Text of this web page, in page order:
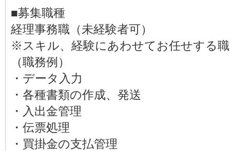
■募集職種
経理事務職（未経験者可）
※スキル、経験にあわせてお任せする
（職務例）
・データ入力
・各種書類の作成、発送
・入出金管理
・伝票処理
・買掛金の支払管理